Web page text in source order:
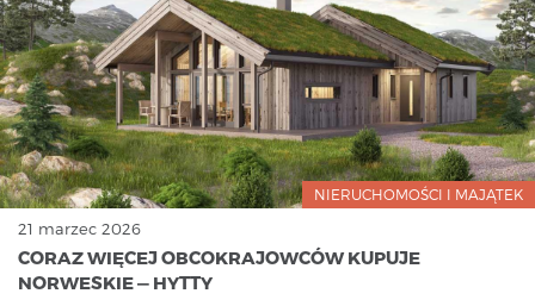
NIERUCHOMOŚCI I MAJĄTEK
21 marzec 2026
CORAZ WIĘCEJ OBCOKRAJOWCÓW KUPUJE
NORWESKIE — HYTTY